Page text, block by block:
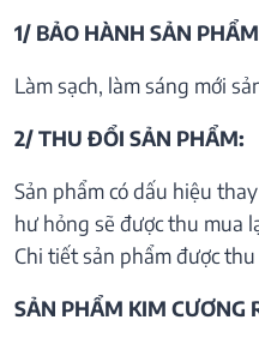
1/ BẢO HÀNH SẢN
Làm sạch, làm sáng mới
2/ THU ĐỔI SẢN PHẨM:
Sản phẩm có dấu hiệu
hư hỏng sẽ được thu mua
Chi tiết sản phẩm được thu
SẢN PHẨM KIM CƯƠNG